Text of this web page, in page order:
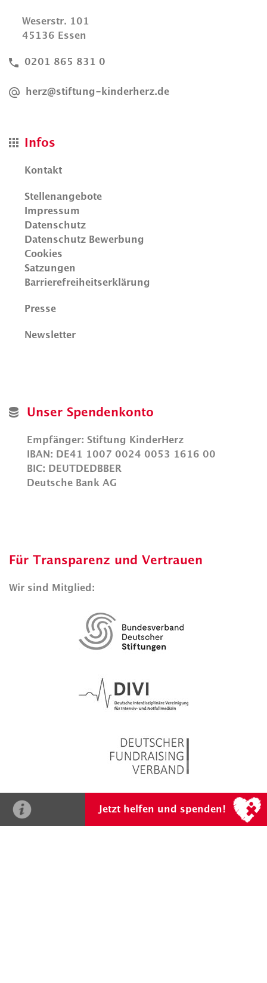
Weserstr. 101
45136 Essen
0201 865 831 0
herz@stiftung-kinderherz.de
Infos
Kontakt
Stellenangebote
Impressum
Datenschutz
Datenschutz Bewerbung
Cookies
Satzungen
Barrierefreiheitserklärung
Presse
Newsletter
Unser Spendenkonto
Empfänger: Stiftung KinderHerz
IBAN: DE41 1007 0024 0053 1616 00
BIC: DEUTDEDBBER
Deutsche Bank AG
Für Transparenz und Vertrauen
Wir sind Mitglied:
Fragen? Gerne!
herz@stiftung-
kinderherz.de
Jetzt helfen und spenden!